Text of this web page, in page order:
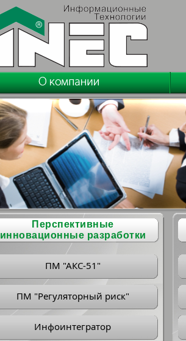
Перспективные
инновационные разработки
ПМ "АКС-51"
ПМ "Регуляторный риск"
Инфоинтегратор